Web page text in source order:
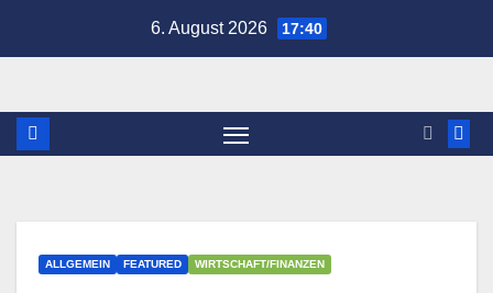
6. August 2026 17:40
ALLGEMEIN FEATURED WIRTSCHAFT/FINANZEN